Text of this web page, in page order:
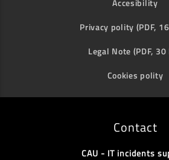
Accesibility
Privacy polity (PDF,
Legal Note (PDF, 30
Cookies polity
Contact
CAU - IT incidents